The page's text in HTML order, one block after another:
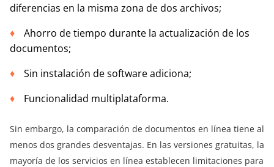
diferencias en la misma zona de dos archivos;
Ahorro de tiempo durante la actualización de los
documentos;
Sin instalación de software adiciona;
Funcionalidad multiplataforma.
Sin embargo, la comparación de documentos en línea tiene al
menos dos grandes desventajas. En las versiones gratuitas, la
mayoría de los servicios en línea establecen limitaciones para